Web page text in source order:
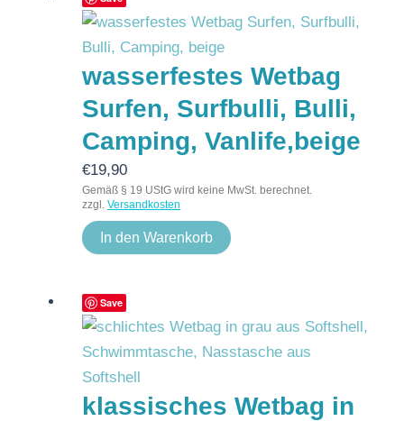
wasserfestes Wetbag
Surfen, Surfbulli, Bulli,
Camping, Vanlife,beige
€19,90
Gemäß § 19 UStG wird keine MwSt. berechnet.
zzgl. Versandkosten
In den Warenkorb
Save
klassisches Wetbag in